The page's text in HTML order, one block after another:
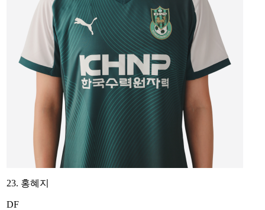
23. 홍혜지
DF